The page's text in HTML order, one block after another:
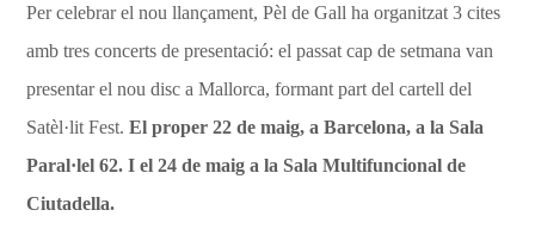
Per celebrar el nou llançament, Pèl de Gall ha organitzat 3 cites
amb tres concerts de presentació: el passat cap de setmana van
presentar el nou disc a Mallorca, formant part del cartell del
Satèl·lit Fest.El proper 22 de maig, a Barcelona, a la Sala
Paral·lel 62. I el 24 de maig a la Sala Multifuncional de
Ciutadella.